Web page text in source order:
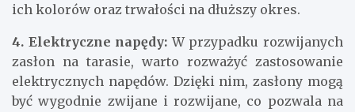
ich kolorów oraz trwałości na dłuższy okres.
4. Elektryczne napędy: W przypadku rozwijanych
zasłon na tarasie, warto rozważyć zastosowanie
elektrycznych napędów. Dzięki nim, zasłony mogą
być wygodnie zwijane i rozwijane, co pozwala na